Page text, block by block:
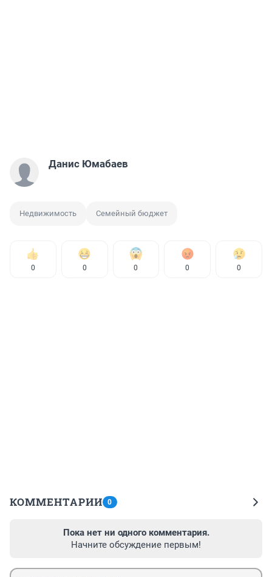
Данис Юмабаев
Недвижимость Семейный бюджет
0 0 0 0 0
КОММЕНТАРИИ 0
Пока нет ни одного комментария.
Начните обсуждение первым!